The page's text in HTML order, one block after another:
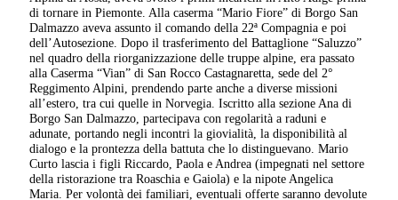
di tornare in Piemonte. Alla caserma “Mario Fiore” di Borgo San
Dalmazzo aveva assunto il comando della 22ª Compagnia e poi
dell’Autosezione. Dopo il trasferimento del Battaglione “Saluzzo”
nel quadro della riorganizzazione delle truppe alpine, era passato
alla Caserma “Vian” di San Rocco Castagnaretta, sede del 2°
Reggimento Alpini, prendendo parte anche a diverse missioni
all’estero, tra cui quelle in Norvegia. Iscritto alla sezione Ana di
Borgo San Dalmazzo, partecipava con regolarità a raduni e
adunate, portando negli incontri la giovialità, la disponibilità al
dialogo e la prontezza della battuta che lo distinguevano. Mario
Curto lascia i figli Riccardo, Paola e Andrea (impegnati nel settore
della ristorazione tra Roaschia e Gaiola) e la nipote Angelica
Maria. Per volontà dei familiari, eventuali offerte saranno devolute